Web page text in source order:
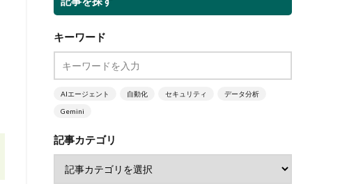
キーワード
AIエージェント 自動化 セキュリティ データ分析
Gemini
記事カテゴリ